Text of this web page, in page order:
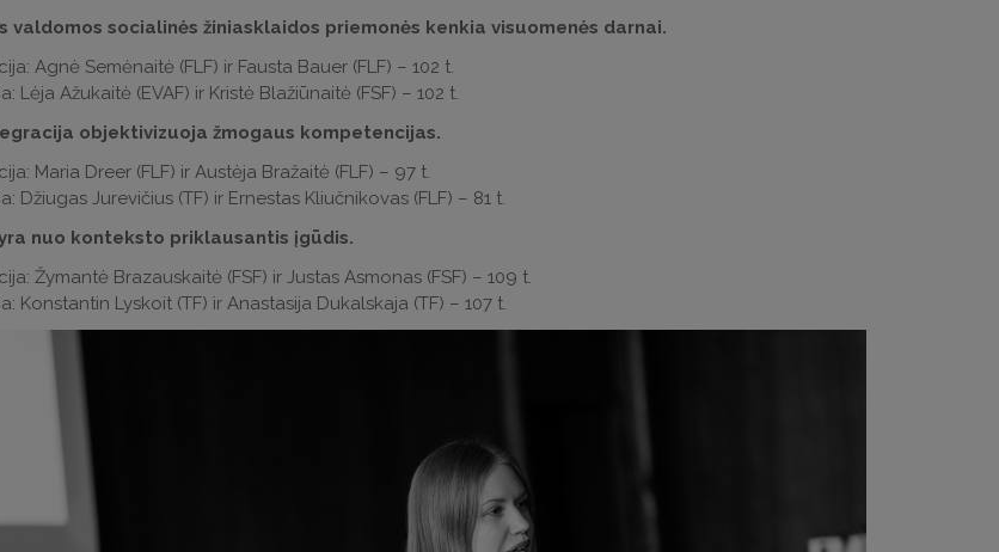
valdomos socialinės žiniasklaidos priemonės kenkia visuomenės darnai.
Agnė Semėnaitė (FLF) ir Fausta Bauer (FLF) – 102 t.
Lėja Ažukaitė (EVAF) ir Kristė Blažiūnaitė (FSF) – 102 t.
objektivizuoja žmogaus kompetencijas.
Maria Dreer (FLF) ir Austėja Bražaitė (FLF) – 97 t.
Džiugas Jurevičius (TF) ir Ernestas Kliučnikovas (FLF) – 81 t.
nuo konteksto priklausantis įgūdis.
Žymantė Brazauskaitė (FSF) ir Justas Asmonas (FSF) – 109 t.
Konstantin Lyskoit (TF) ir Anastasija Dukalskaja (TF) – 107 t.